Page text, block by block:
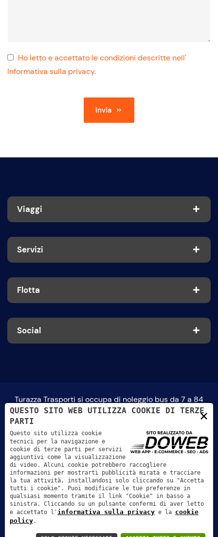
Ho letto e accettato le condizioni descritte nell'
Informativa sulla privacy.
Invia
Viaggi
Servizi
Flotta
Social
Turazza Trasporti si occupa di noleggio bus da 7 a 84
posti, viaggi turistici, servizio trasporto disabili, servizio
scuolabus, taxi, noleggio senza conducente fino a 9 posti.
tel: 0442 58 126| fax:0442 578051| email:
info@turazzatrasporti.it
Turazza Trasporti S.r.l. | P.IVA: 03047040237 | Rea
VR305035 | Capitale sociale versato: 26.000,00 € | SDI:
×
QUESTO SITO WEB UTILIZZA COOKIE DI TERZE
PARTI
Questo sito utilizza cookie
tecnici per la navigazione e
cookie di terze parti per servizi
aggiuntivi come la visualizzazione
di video. Alcuni cookie potrebbero raccogliere
informazioni per mostrarti pubblicità mirata e tracciare
la tua attività, installandosi solo cliccando su "Accetta
tutti i cookie". Puoi modificare le tue preferenze in
qualsiasi momento tramite il link "Cookie" in basso a
sinistra. Cliccando su un pulsante confermi di aver letto
e accettato l' informativa sulla privacy e la cookie
policy.